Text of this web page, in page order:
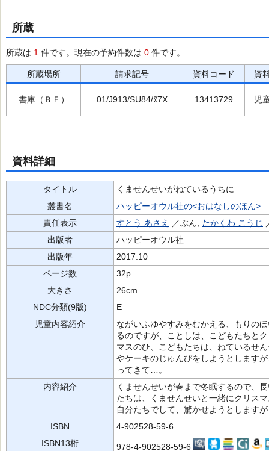
所蔵
所蔵は 1 件です。現在の予約件数は 0 件です。
所蔵場所 請求記号 資料コード 資
書庫（ＢＦ） 01/J913/SU84/ﾇ7X 13413729 児
資料詳細
タイトル
くませんせいがねているうちに
叢書名
ハッピーオウル社の<おはなしのほん>
責任表示
すとう あさえ ／ぶん, たかくわ こうじ
出版者
ハッピーオウル社
出版年
2017.10
ページ数
32p
大きさ
26cm
NDC分類(9版)
E
児童内容紹介
ながいふゆやすみをむかえる、もりの
るのですが、ことしは、こどもたちと
マスのひ、こどもたちは、ねているせ
やケーキのじゅんびをしようとします
ってきて…。
内容紹介
くませんせいが春まで冬眠するので、
たちは、くませんせいと一緒にクリス
自分たちでして、驚かせようとします
ISBN
4-902528-59-6
ISBN13桁
978-4-902528-59-6